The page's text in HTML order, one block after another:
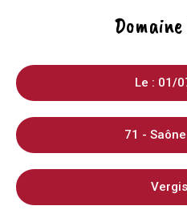
Le : 01/
71 -